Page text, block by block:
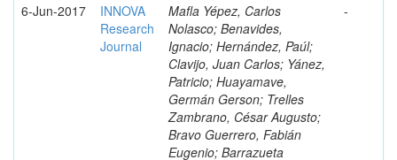
6-Jun-2017
INNOVA
Research
Journal
Mafla Yépez, Carlos
Nolasco; Benavides,
Ignacio; Hernández, Paúl;
Clavijo, Juan Carlos; Yánez,
Patricio; Huayamave,
Germán Gerson; Trelles
Zambrano, César Augusto;
Bravo Guerrero, Fabián
Eugenio; Barrazueta
-